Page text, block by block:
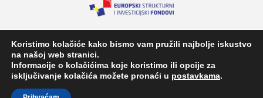
Koristimo kolačiće kako bismo vam pružili najbolje iskustvo
na našoj web stranici.
Informacije o kolačićima koje koristimo ili opcije za
isključivanje kolačića možete pronaći u postavkama.